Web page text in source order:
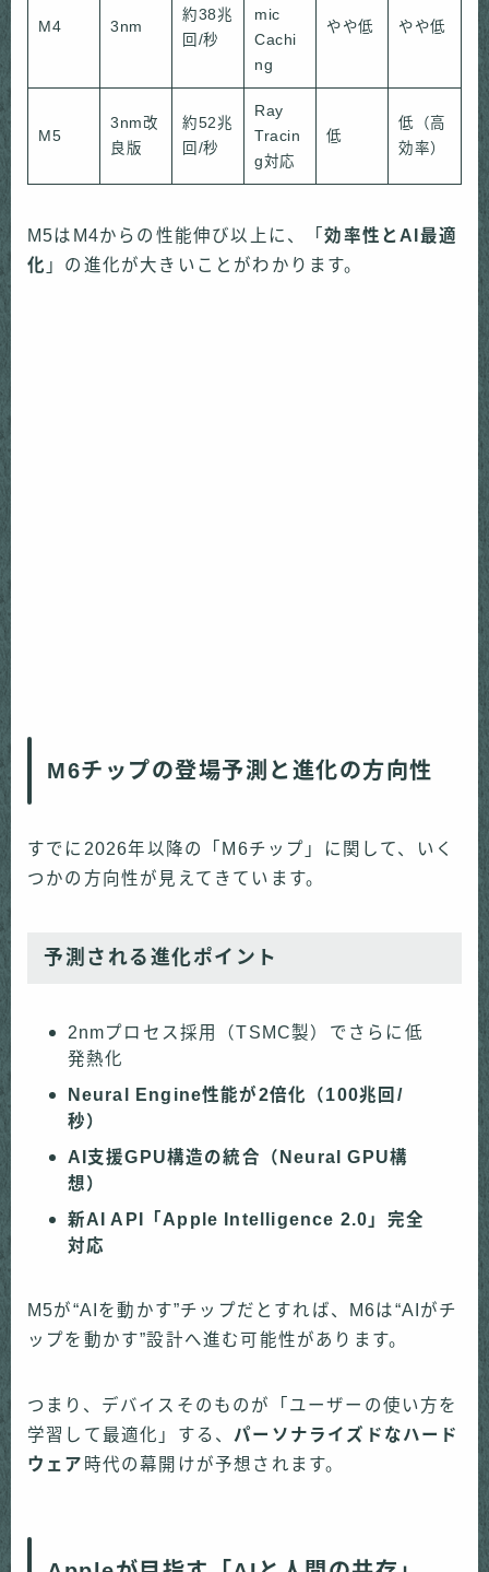
M4 3nm
約38兆
回/秒
mic
Cachi
ng
やや低 やや低
M5
3nm改
良版
約52兆
回/秒
Ray
Tracin
g対応
低
低（高
効率）
M5はM4からの性能伸び以上に、「効率性とAI最適
化 」の進化が大きいことがわかります。
M6チップの登場予測と進化の方向性
すでに2026年以降の「M6チップ」に関して、いく
つかの方向性が見えてきています。
予測される進化ポイント
2nmプロセス採用（TSMC製）でさらに低
発熱化
Neural Engine性能が2倍化（100兆回/
秒）
AI支援GPU構造の統合（Neural GPU構
想）
新AI API「Apple Intelligence 2.0」完全
対応
M5が“AIを動かす”チップだとすれば、M6は“AIがチ
ップを動かす”設計へ進む可能性があります。
つまり、デバイスそのものが「ユーザーの使い方を
学習して最適化」する、パーソナライズドなハード
ウェア 時代の幕開けが予想されます。